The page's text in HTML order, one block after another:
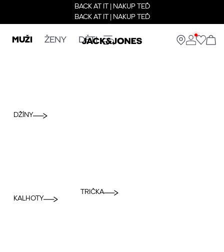
BACK AT IT | NAKUP TEĎ
BACK AT IT | NAKUP TEĎ
MUŽI ŽENY DĚTI
DŽÍNY
KALHOTY
TRIČKA